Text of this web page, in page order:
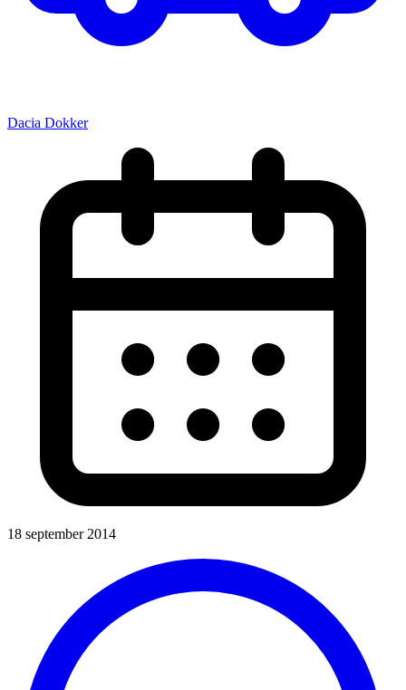
Dacia Dokker
18 september 2014